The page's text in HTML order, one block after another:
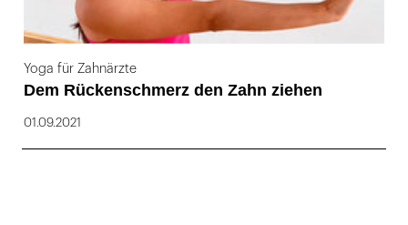
Yoga für Zahnärzte
Dem Rückenschmerz den Zahn ziehen
01.09.2021